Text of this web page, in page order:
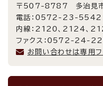
〒507-8787 多治見市
電話：0572-23-5542
内線：2120、2124、
ファクス：0572-24-
お問い合わせは専用フ